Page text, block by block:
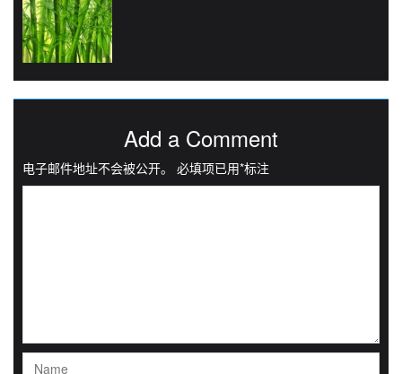
Add a Comment
电子邮件地址不会被公开。 必填项已用*标注